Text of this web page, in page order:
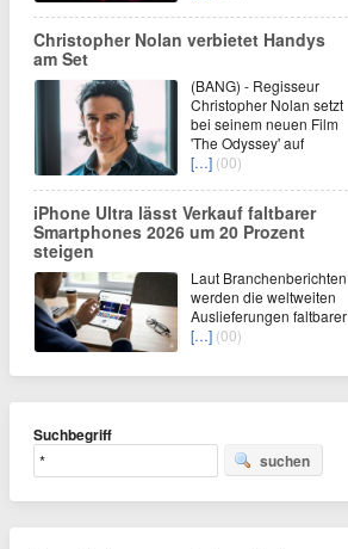
Christopher Nolan verbietet Handys
am Set
(BANG) - Regisseur
Christopher Nolan setzt
bei seinem neuen Film
'The Odyssey' auf
[…] (00)
iPhone Ultra lässt Verkauf faltbarer
Smartphones 2026 um 20 Prozent
steigen
Laut Branchenberichten
werden die weltweiten
Auslieferungen faltbarer
[…] (00)
Suchbegriff
suchen